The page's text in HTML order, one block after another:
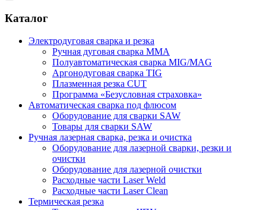
Каталог
Электродуговая сварка и резка
Ручная дуговая сварка MMA
Полуавтоматическая сварка MIG/MAG
Аргонодуговая сварка TIG
Плазменная резка CUT
Программа «Безусловная страховка»
Автоматическая сварка под флюсом
Оборудование для сварки SAW
Товары для сварки SAW
Ручная лазерная сварка, резка и очистка
Оборудование для лазерной сварки, резки и
очистки
Оборудование для лазерной очистки
Расходные части Laser Weld
Расходные части Laser Clean
Термическая резка